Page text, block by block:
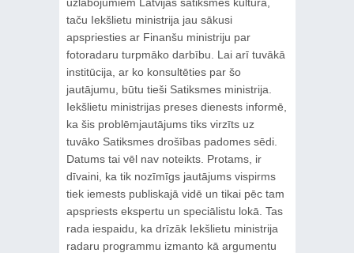
taču Iekšlietu ministrija jau sākusi
apspriesties ar Finanšu ministriju par
fotoradaru turpmāko darbību. Lai arī tuvākā
institūcija, ar ko konsultēties par šo
jautājumu, būtu tieši Satiksmes ministrija.
Iekšlietu ministrijas preses dienests informē,
ka šis problēmjautājums tiks virzīts uz
tuvāko Satiksmes drošības padomes sēdi.
Datums tai vēl nav noteikts. Protams, ir
dīvaini, ka tik nozīmīgs jautājums vispirms
tiek iemests publiskajā vidē un tikai pēc tam
apspriests ekspertu un speciālistu lokā. Tas
rada iespaidu, ka drīzāk Iekšlietu ministrija
radaru programmu izmanto kā argumentu